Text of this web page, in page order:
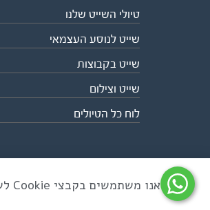
טיולי השייט שלנו
שייט לנוסע העצמאי
שייט בקבוצות
שייט וצילום
לוח כל הטיולים
כל הזכויות שמורות לאקו טיולי שטח | טלפון 03-
אנו משתמשים בקבצי Cookie לשיפור חוויית הגלישה ולניתוח שימוש באתר